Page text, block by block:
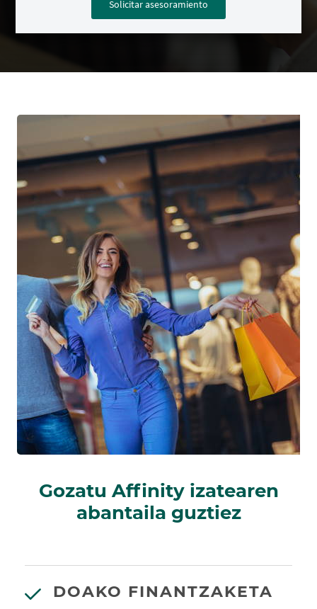
Solicitar asesoramiento
Gozatu Affinity izatearen
abantaila guztiez
DOAKO FINANTZAKETA